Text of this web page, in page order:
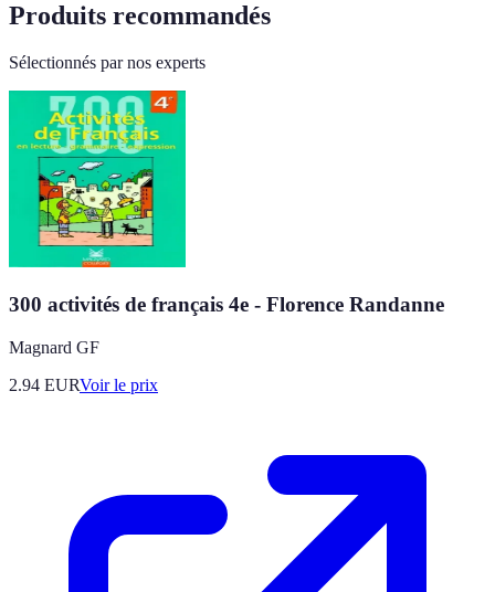
Produits recommandés
Sélectionnés par nos experts
300 activités de français 4e - Florence Randanne
Magnard GF
2.94 EURVoir le prix